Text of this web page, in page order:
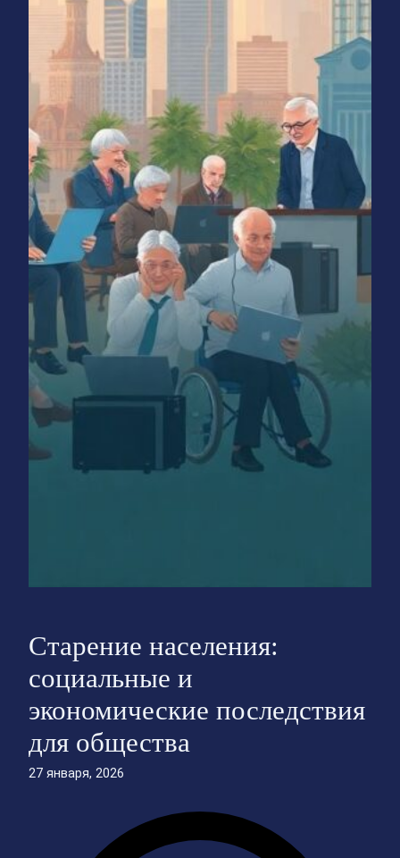
Старение населения:
социальные и
экономические последствия
для общества
27 января, 2026